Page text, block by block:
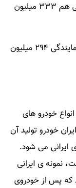
قیمت پژو پارس LX مدل ۱۴۰۲ در نمایندگی هم ۳۳۳ میلیون
همچنین قیمت پژو پارس XU۷P سال در نمایندگی ۲۹۴ میلیون
خودرو های
خودرو تولید آن
ایرانی می شود.
نمونه ی ایرانی
باشد که پس از خودروی